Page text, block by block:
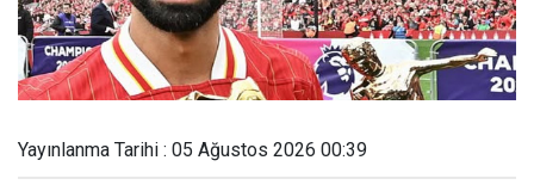
Yayınlanma Tarihi : 05 Ağustos 2026 00:39